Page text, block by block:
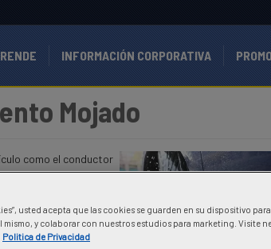
INFORMACIÓN CORPORATIVA
Mojado
como el conductor
usted acepta que las cookies se guarden en su dispositivo
y colaborar con nuestros estudios para marketing. Visite
Politica de Privacidad